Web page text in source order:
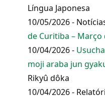
Língua Japonesa
10/05/2026 -
de Curitiba – Março
10/04/2026 -
moji araba jun
Rikyû dôka
10/04/2026 -